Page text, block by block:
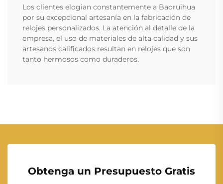
Los clientes elogian constantemente a Baoruihua
por su excepcional artesanía en la fabricación de
relojes personalizados. La atención al detalle de la
empresa, el uso de materiales de alta calidad y sus
artesanos calificados resultan en relojes que son
tanto hermosos como duraderos.
Obtenga un Presupuesto Gratis